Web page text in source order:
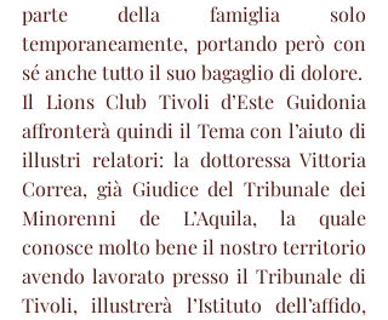
parte della famiglia solo
temporaneamente, portando però con
Il Lions Club Tivoli d’Este Guidonia
affronterà quindi il Tema con l’aiuto di
illustri relatori: la dottoressa Vittoria
Correa, già Giudice del Tribunale dei
Minorenni de L’Aquila, la quale
conosce molto bene il nostro territorio
avendo lavorato presso il Tribunale di
Tivoli, illustrerà l’Istituto dell’affido,